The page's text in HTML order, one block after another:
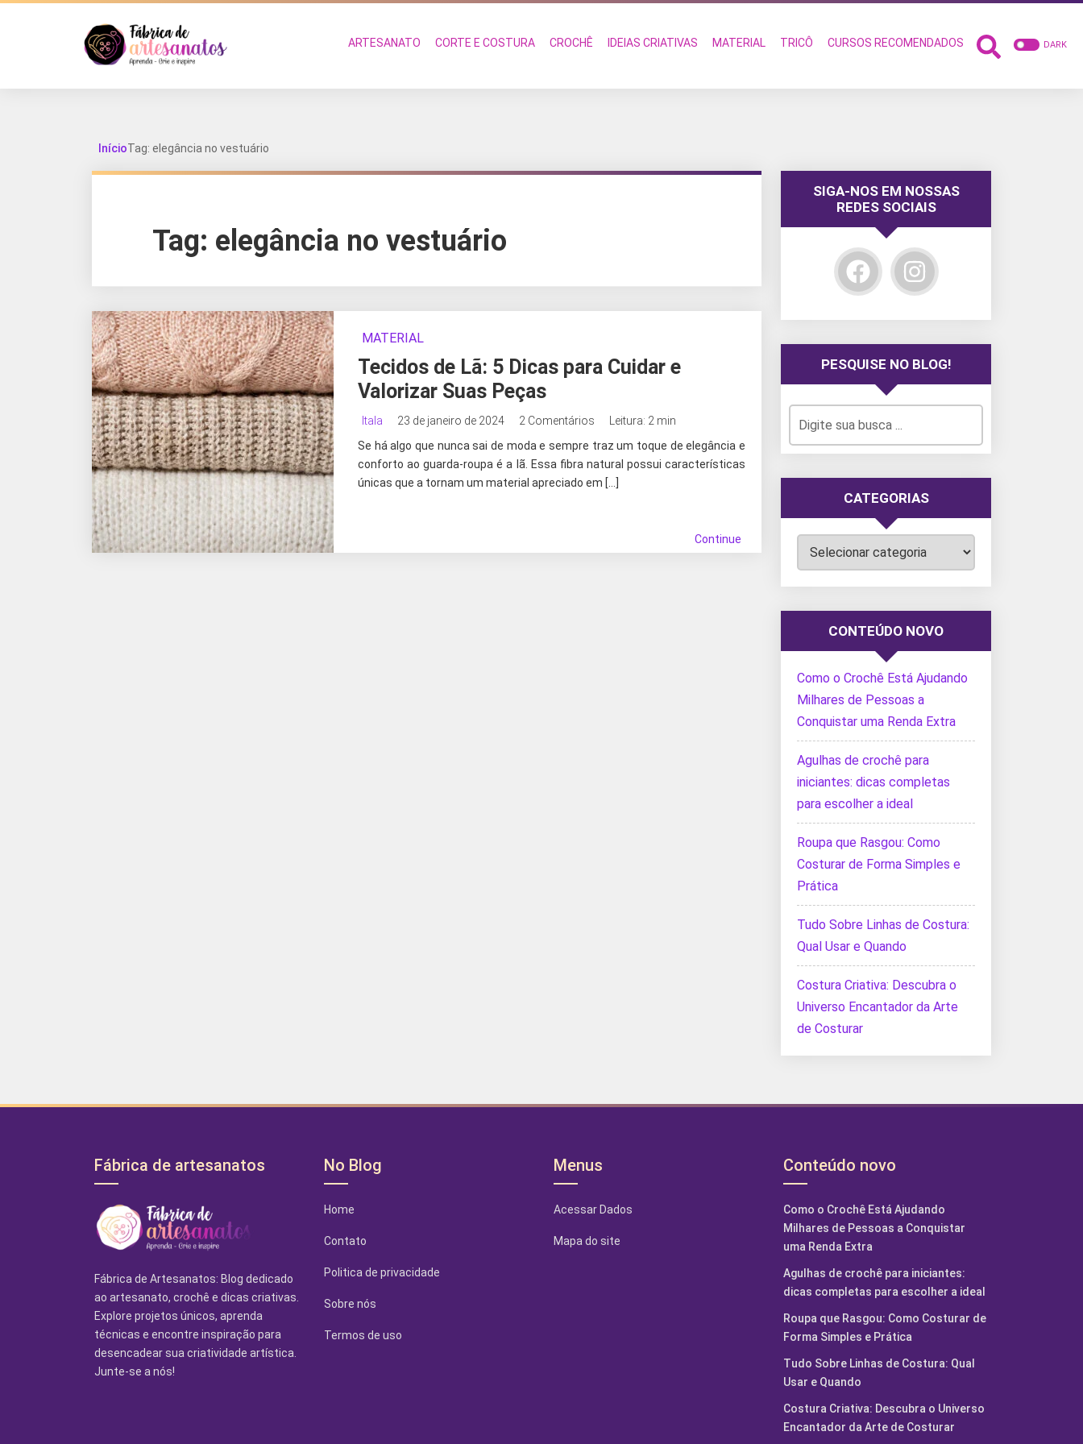
ARTESANATO CORTE E COSTURA CROCHÊ IDEIAS CRIATIVAS MATERIAL TRICÔ CURSOS RECOMENDADOS DARK
InícioTag: elegância no vestuário
Tag: elegância no vestuário
MATERIAL
Tecidos de Lã: 5 Dicas para Cuidar e
Valorizar Suas Peças
Itala 23 de janeiro de 2024 2 Comentários
Leitura: 2 min
Se há algo que nunca sai de moda e sempre traz um toque de elegância e
conforto ao guarda-roupa é a lã. Essa fibra natural possui características
únicas que a tornam um material apreciado em […]
Continue
SIGA-NOS EM NOSSAS
REDES SOCIAIS
PESQUISE NO BLOG!
CATEGORIAS
Categorias
CONTEÚDO NOVO
Como o Crochê Está Ajudando
Milhares de Pessoas a
Conquistar uma Renda Extra
Agulhas de crochê para
iniciantes: dicas completas
para escolher a ideal
Roupa que Rasgou: Como
Costurar de Forma Simples e
Prática
Tudo Sobre Linhas de Costura:
Qual Usar e Quando
Costura Criativa: Descubra o
Universo Encantador da Arte
de Costurar
Fábrica de artesanatos
Fábrica de Artesanatos: Blog dedicado
ao artesanato, crochê e dicas criativas.
Explore projetos únicos, aprenda
técnicas e encontre inspiração para
desencadear sua criatividade artística.
Junte-se a nós!
No Blog
Home
Contato
Politica de privacidade
Sobre nós
Termos de uso
Menus
Acessar Dados
Mapa do site
Conteúdo novo
Como o Crochê Está Ajudando
Milhares de Pessoas a Conquistar
uma Renda Extra
Agulhas de crochê para iniciantes:
dicas completas para escolher a ideal
Roupa que Rasgou: Como Costurar de
Forma Simples e Prática
Tudo Sobre Linhas de Costura: Qual
Usar e Quando
Costura Criativa: Descubra o Universo
Encantador da Arte de Costurar